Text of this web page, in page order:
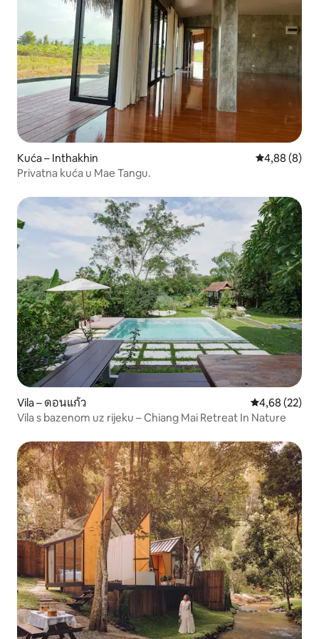
Kuća – Inthakhin Prosječna
4,88 (8)
Privatna kuća u Mae Tangu.
Vila – ดอนแก้ว Prosječna
4,68 (22)
Vila s bazenom uz rijeku – Chiang Mai Retreat In Nature